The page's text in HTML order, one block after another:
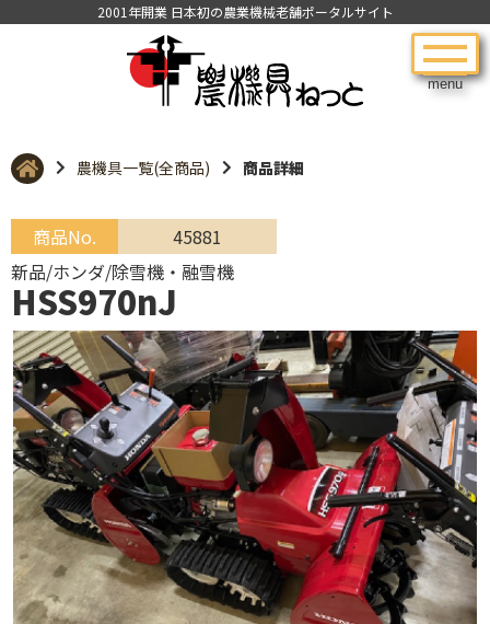
menu
2001年開業 日本初の農業機械老舗ポータルサイト
農機具一覧(全商品) 商品詳細
商品No.
45881
新品/ホンダ/除雪機・融雪機
HSS970nJ